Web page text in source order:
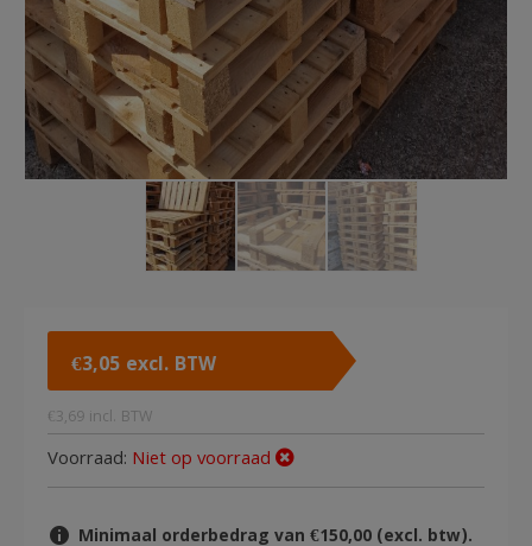
€3,05 excl. BTW
€ 3,69 incl. BTW
Voorraad: Niet op voorraad
Minimaal orderbedrag van €150,00 (excl. btw).